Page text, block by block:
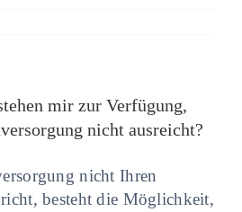
mir zur Verfügung,
nicht ausreicht?
nicht Ihren
besteht die Möglichkeit,